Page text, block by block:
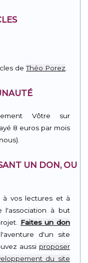
deThéo Porez.
Vôtre sur
8 euros par mois
UN DON, OU
à vos lectures et à
l'association à but
Faites un don
d'un site
aussi proposer
du site